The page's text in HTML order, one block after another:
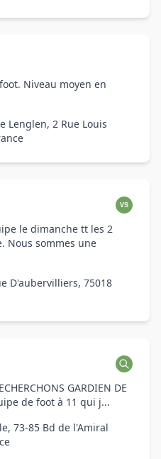
Niveau moyen en
Lenglen, 2 Rue Louis
VS
le dimanche tt les 2
Nous sommes une
D'aubervilliers, 75018
GARDIEN DE
de foot à 11 qui j...
73-85 Bd de l'Amiral